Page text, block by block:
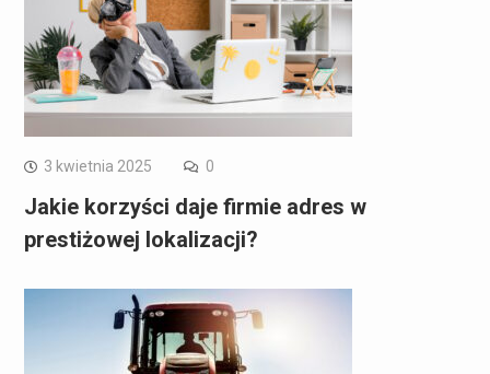
3 kwietnia 2025 0
Jakie korzyści daje firmie adres w
prestiżowej lokalizacji?